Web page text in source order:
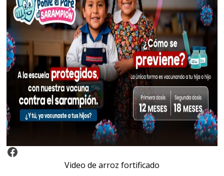
Video Arroz Fortificado
Video de arroz fortificado